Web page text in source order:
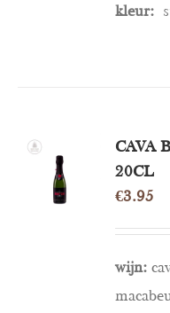
kleur:
TOEVOEGEN
AAN
WINKELWAGEN
/
CAVA
20CL
€3.95
wijn: